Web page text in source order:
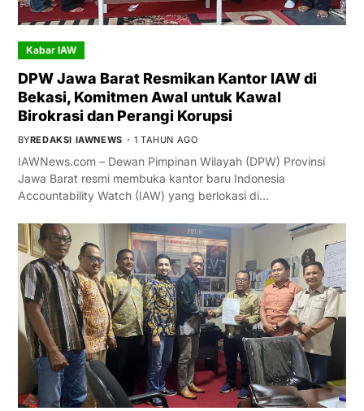
Kabar IAW
DPW Jawa Barat Resmikan Kantor IAW di
Bekasi, Komitmen Awal untuk Kawal
Birokrasi dan Perangi Korupsi
BYREDAKSI IAWNEWS 1 TAHUN AGO
IAWNews.com – Dewan Pimpinan Wilayah (DPW) Provinsi
Jawa Barat resmi membuka kantor baru Indonesia
Accountability Watch (IAW) yang berlokasi di…